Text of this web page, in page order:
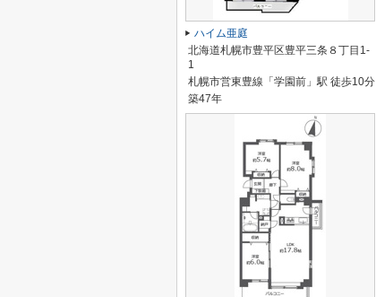
ハイム亜庭
北海道札幌市豊平区豊平三条８丁目1-
1
札幌市営東豊線「学園前」駅 徒歩10分
築47年